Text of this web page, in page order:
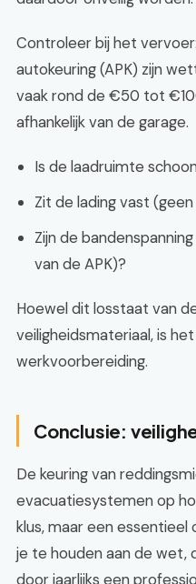
Controleer bij het
autokeuring (APK) zijn
vaak rond de €50 tot
afhankelijk van de garage.
Is de laadruimte
Zit de lading vast
Zijn de
van de APK)?
Hoewel dit losstaat van
veiligheidsmateriaal, is
werkvoorbereiding.
Conclusie:
De keuring van
evacuatiesystemen op
klus, maar een
je te houden aan de wet,
door jaarlijks een